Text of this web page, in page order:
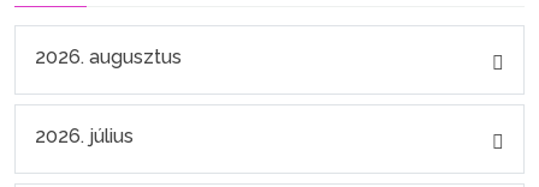
2026. augusztus
2026. július